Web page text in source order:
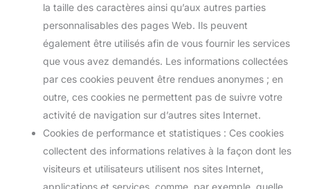
la taille des caractères ainsi qu’aux autres parties
personnalisables des pages Web. Ils peuvent
également être utilisés afin de vous fournir les services
que vous avez demandés. Les informations collectées
par ces cookies peuvent être rendues anonymes ; en
outre, ces cookies ne permettent pas de suivre votre
activité de navigation sur d’autres sites Internet.
Cookies de performance et statistiques : Ces cookies
collectent des informations relatives à la façon dont les
visiteurs et utilisateurs utilisent nos sites Internet,
applications et services, comme, par exemple, quelle